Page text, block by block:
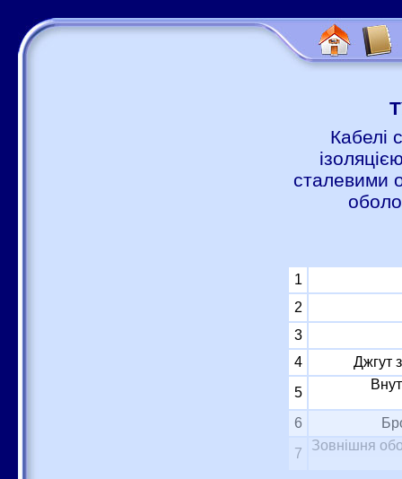
Кабелі
сталевими
1
2
3
4
Джгут
5
6
7
Зовнішня